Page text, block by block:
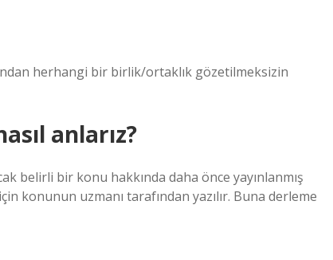
herhangi bir birlik/ortaklık gözetilmeksizin
anlarız?
belirli bir konu hakkında daha önce yayınlanmış
konunun uzmanı tarafından yazılır. Buna derleme